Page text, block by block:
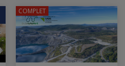
COMPLET